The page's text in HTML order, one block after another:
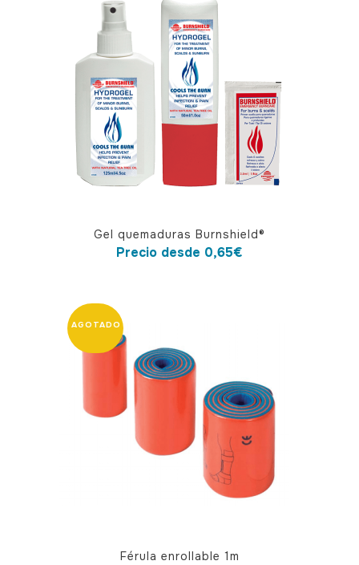
variantes.
Las
opciones
elegir
Gel quemaduras Burnshield®
Precio desde 0,65€
Férula enrollable 1m